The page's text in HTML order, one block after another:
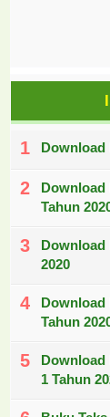
Download
Download
Tahun
Download
2020
Download
Tahun
Download
1 Tahun